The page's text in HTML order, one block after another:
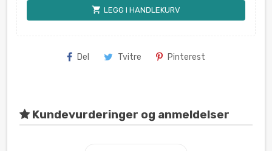
shopping_cart LEGG I HANDLEKURV
Del Tvitre Pinterest
Kundevurderinger og anmeldelser